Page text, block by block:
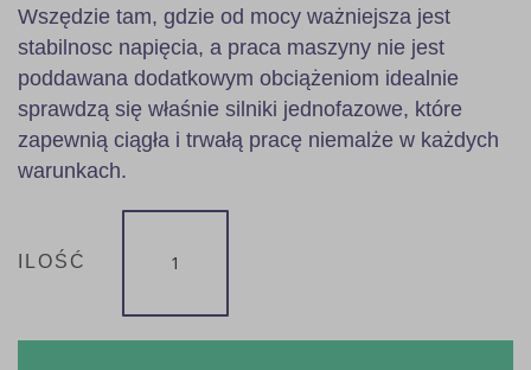
Wszędzie tam, gdzie od mocy ważniejsza jest
stabilnosc napięcia, a praca maszyny nie jest
poddawana dodatkowym obciążeniom idealnie
sprawdzą się właśnie silniki jednofazowe, które
zapewnią ciągła i trwałą pracę niemalże w każdych
warunkach.
ILOŚĆ